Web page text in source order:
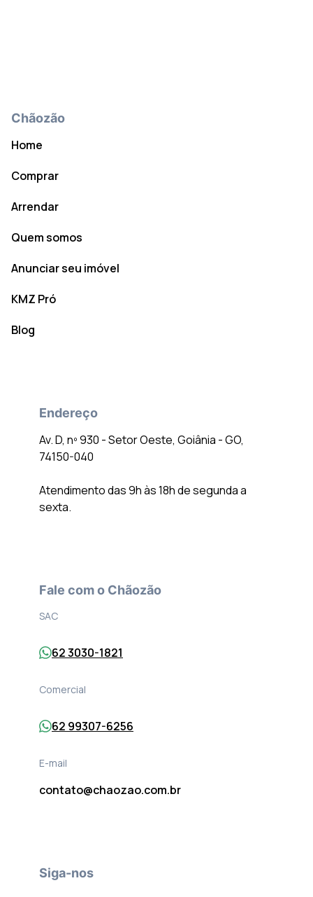
Chãozão
Home
Comprar
Arrendar
Quem somos
Anunciar seu imóvel
KMZ Pró
Blog
Endereço
Av. D, nº 930 - Setor Oeste, Goiânia - GO,
74150-040
Atendimento das 9h às 18h de segunda a
sexta.
Fale com o Chãozão
SAC
62 3030-1821
Comercial
62 99307-6256
E-mail
contato@chaozao.com.br
Siga-nos